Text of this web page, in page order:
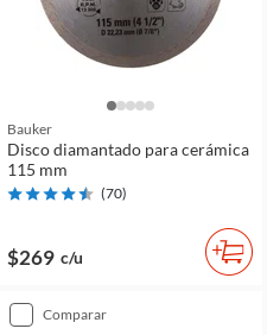
Bauker
Disco diamantado para cerámica
115 mm
(70)
$269 c/u
comparar